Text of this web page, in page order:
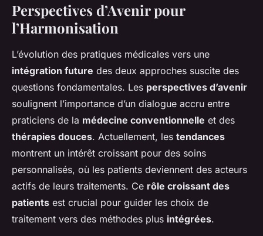
Perspectives d’Avenir pour
l’Harmonisation
L’évolution des pratiques médicales vers une
intégration future des deux approches suscite des
questions fondamentales. Les perspectives d’avenir
soulignent l’importance d’un dialogue accru entre
praticiens de la médecine conventionnelle et des
thérapies douces. Actuellement, les tendances
montrent un intérêt croissant pour des soins
personnalisés, où les patients deviennent des acteurs
actifs de leurs traitements. Ce rôle croissant des
patients est crucial pour guider les choix de
traitement vers des méthodes plus intégrées.